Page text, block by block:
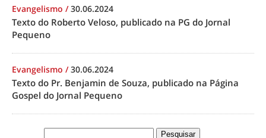
Evangelismo /30.06.2024
Texto do Roberto Veloso, publicado na PG do Jornal
Pequeno
Evangelismo /30.06.2024
Texto do Pr. Benjamin de Souza, publicado na Página
Gospel do Jornal Pequeno